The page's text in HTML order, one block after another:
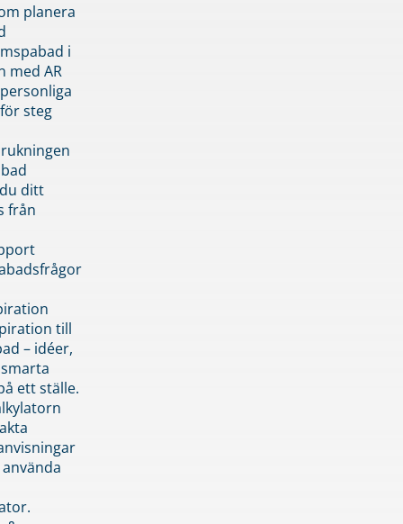
planera
i
med AR
steg
ditt
från
till
– idéer,
ett ställe.